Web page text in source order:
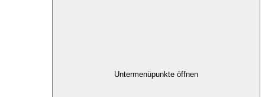
Untermenüpunkte öffnen